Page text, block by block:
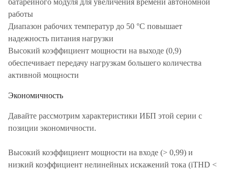
батарейного модуля для увеличения времени автономной
работы
Диапазон рабочих температур до 50 °C повышает
надежность питания нагрузки
Высокий коэффициент мощности на выходе (0,9)
обеспечивает передачу нагрузкам большего количества
активной мощности
Экономичность
Давайте рассмотрим характеристики ИБП этой серии с
позиции экономичности.
Высокий коэффициент мощности на входе (> 0,99) и
низкий коэффициент нелинейных искажений тока (iTHD <